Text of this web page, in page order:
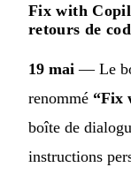
Fix with
retours de
19 mai — Le
renommé “Fix
boîte de
instructions